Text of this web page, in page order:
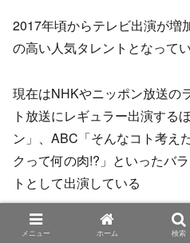
2017年頃からテレビ出演が増
の高い人気タレントとなって
現在はNHKやニッポン放送の
ト放送にレギュラー出演する
ン」、ABC「そんなコト考え
クって何の肉!?」といったバ
トとして出演している
インターネット放送やラジオ
メニュー ホーム 検索